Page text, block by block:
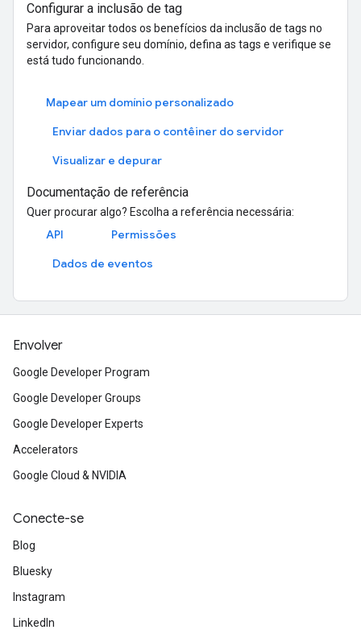
Configurar a inclusão de tag
Para aproveitar todos os benefícios da inclusão de tags no
servidor, configure seu domínio, defina as tags e verifique se
está tudo funcionando.
Mapear um domínio personalizado
Enviar dados para o contêiner do servidor
Visualizar e depurar
Documentação de referência
Quer procurar algo? Escolha a referência necessária:
API
Permissões
Dados de eventos
Envolver
Google Developer Program
Google Developer Groups
Google Developer Experts
Accelerators
Google Cloud & NVIDIA
Conecte-se
Blog
Bluesky
Instagram
LinkedIn